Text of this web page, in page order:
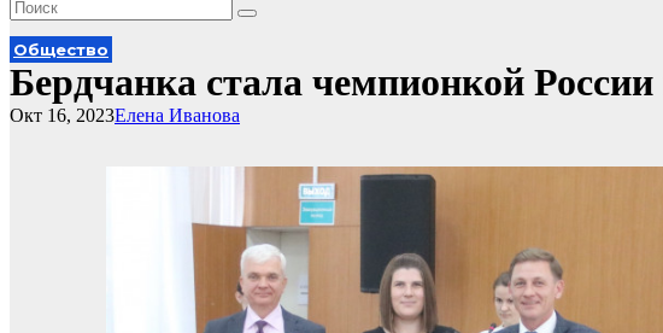
Общество
Бердчанка стала чемпионкой
Елена Иванова
Окт 16, 2023